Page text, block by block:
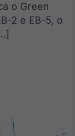
da o Green
2 e EB-5, o